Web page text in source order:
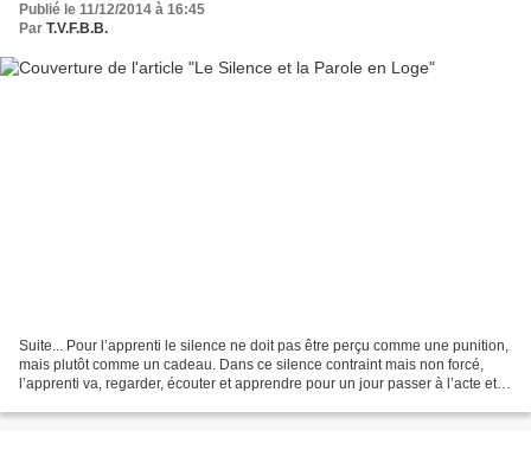
Publié le 11/12/2014 à 16:45
Par T.V.F.B.B.
Suite... Pour l’apprenti le silence ne doit pas être perçu comme une punition,
mais plutôt comme un cadeau. Dans ce silence contraint mais non forcé,
l’apprenti va, regarder, écouter et apprendre pour un jour passer à l’acte et